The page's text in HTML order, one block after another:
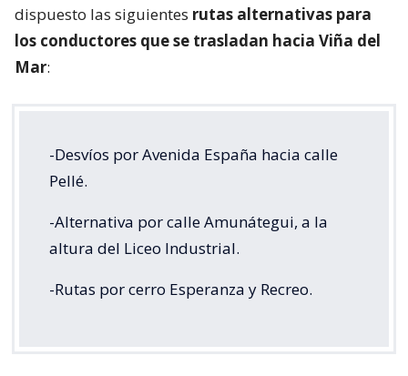
dispuesto las siguientes rutas alternativas para
los conductores que se trasladan hacia Viña del
Mar:
-Desvíos por Avenida España hacia calle
Pellé.
-Alternativa por calle Amunátegui, a la
altura del Liceo Industrial.
-Rutas por cerro Esperanza y Recreo.